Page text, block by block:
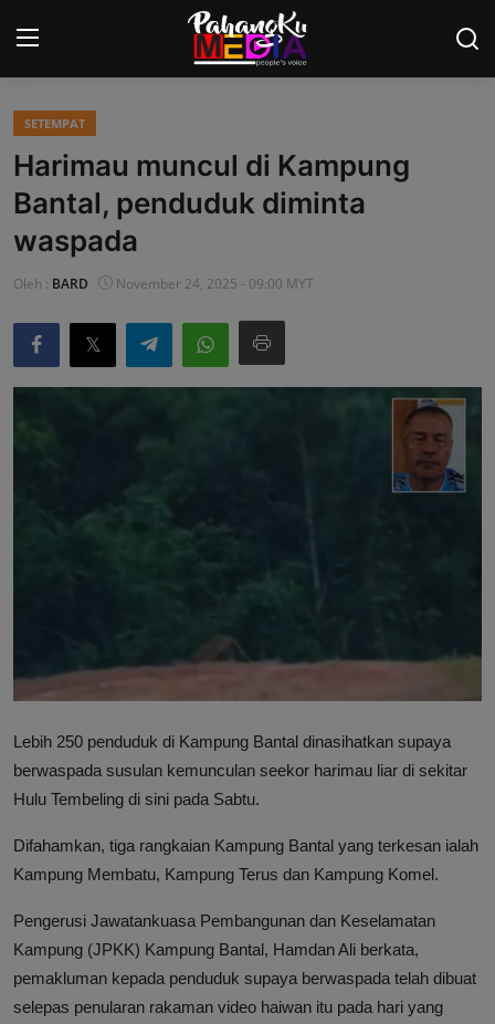
Laman Utama
Nasional
Politik
Gaya Hidup
Ekonomi
Sukan
SETEMPAT
Harimau muncul di Kampung
Bantal, penduduk diminta
waspada
Oleh : BARD November 24, 2025 - 09:00 MYT
Lebih 250 penduduk di Kampung Bantal dinasihatkan supaya
berwaspada susulan kemunculan seekor harimau liar di sekitar
Hulu Tembeling di sini pada Sabtu.
Difahamkan, tiga rangkaian Kampung Bantal yang terkesan ialah
Kampung Membatu, Kampung Terus dan Kampung Komel.
Pengerusi Jawatankuasa Pembangunan dan Keselamatan
Kampung (JPKK) Kampung Bantal, Hamdan Ali berkata,
pemakluman kepada penduduk supaya berwaspada telah dibuat
selepas penularan rakaman video haiwan itu pada hari yang